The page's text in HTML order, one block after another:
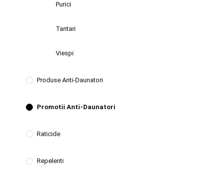
Purici
Tantari
Viespi
Produse Anti-Daunatori
Promotii Anti-Daunatori
Raticide
Repelenti